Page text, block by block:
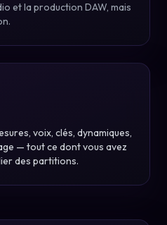
et la production DAW, mais
voix, clés, dynamiques,
— tout ce dont vous avez
des partitions.